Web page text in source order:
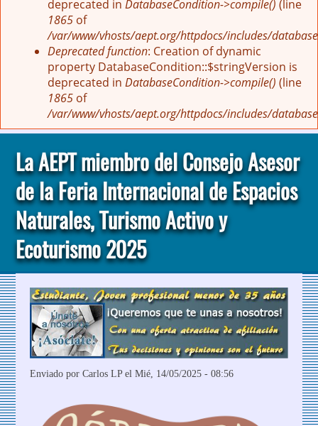
deprecated in DatabaseCondition->compile() (line
1865 of
/var/www/vhosts/aept.org/httpdocs/includes/
Deprecated function: Creation of dynamic
property DatabaseCondition::$stringVersion is
deprecated in DatabaseCondition->compile() (line
1865 of
/var/www/vhosts/aept.org/httpdocs/includes/
La AEPT miembro del Consejo Asesor
de la Feria Internacional de Espacios
Naturales, Turismo Activo y
Ecoturismo 2025
Enviado porCarlos LPel Mié, 14/05/2025 - 08:56